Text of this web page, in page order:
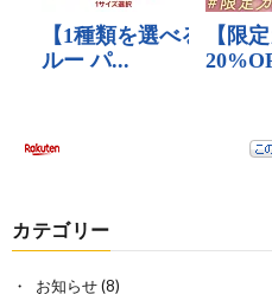
カテゴリー
お知らせ(8)